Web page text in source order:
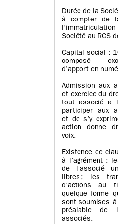
Durée de la
à compter de
Société au RCS
Capital social :
composé
d’apport en
Admission aux
et exercice du
tout associé a
participer aux
et de s’y
action donne
voix.
Existence de
à l’agrément :
de l’associé
libres ; les
d’actions au
quelque forme
sont soumises à
préalable de
associés.